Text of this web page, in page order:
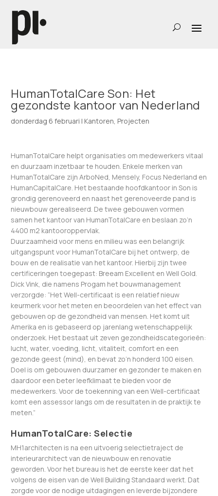
HumanTotalCare Son: Het
gezondste kantoor van Nederland
donderdag 6 februari | Kantoren, Projecten
HumanTotalCare helpt organisaties om medewerkers vitaal
en duurzaam inzetbaar te houden. Enkele merken van
HumanTotalCare zijn ArboNed, Mensely, Focus Nederland en
HumanCapitalCare. Het bestaande hoofdkantoor in Son is
grondig gerenoveerd en naast het gerenoveerde pand is
nieuwbouw gerealiseerd. De twee gebouwen vormen
samen het kantoor van HumanTotalCare en beslaan zo’n
4400 m2 kantooroppervlak.
Duurzaamheid voor mens en milieu was een belangrijk
uitgangspunt voor HumanTotalCare bij het ontwerp, de
bouw en de realisatie van het kantoor. Hierbij zijn twee
certificeringen toegepast: Breeam Excellent en Well Gold.
Dick Vink, die namens Progam het bouwmanagement
verzorgde: “Het Well-certificaat is een relatief nieuw
keurmerk voor het meten en beoordelen van het effect van
gebouwen op de gezondheid van mensen. Het komt uit
Amerika en is gebaseerd op jarenlang wetenschappelijk
onderzoek. Het bestaat uit zeven gezondheidscategorieën:
lucht, water, voeding, licht, vitaliteit, comfort en een
gezonde geest (mind), en bevat zo’n honderd 100 eisen.
Doel is om gebouwen duurzamer en gezonder te maken en
daardoor een beter leefklimaat te bieden voor de
medewerkers. Voor de toekenning van een Well-certificaat
komt een assessor langs om de resultaten in de praktijk te
meten.”
HumanTotalCare: Selectie
MH1architecten is na een uitvoerig selectietraject de
interieurarchitect van de nieuwbouw en renovatie
geworden. Voor het bureau is het de eerste keer dat het
volgens de eisen van de Well Building Standaard werkt. Dat
zorgde voor de nodige uitdagingen en leverde bijzondere